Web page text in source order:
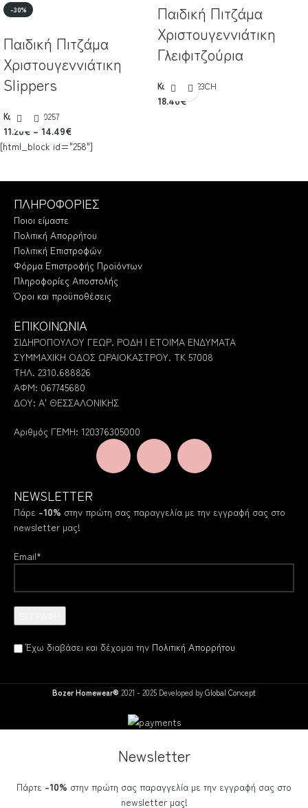
-30%
Παιδική Πιτζάμα
Χριστουγεννιάτικη
Slippers
Κωδικός: 20257
11.20€ – 14.49€
Παιδική Πιτζάμα
Χριστουγεννιάτικη
Γλειφιτζούρια
Κωδικός: 223CH
18.40€
[html_block id="258"]
ΠΛΗΡΟΦΟΡΙΕΣ
Ποιοι είμαστε
Πολιτική Απορρήτου
Πολιτική Επιστροφών
Φόρμα Επιστροφής Προϊόντων
Πληροφορίες Αποστολής
Όροι και προϋποθέσεις
ΕΠΙΚΟΙΝΩΝΙΑ
ΣΙΔΗΡΟΠΟΥΛΟΥ ΓΕΩΡ. ΡΟΔΗ | ΕΤΟΙΜΑ ΕΝΔΥΜΑΤΑ
ΣΥΜΜΑΧΙΚΗ ΟΔΟΣ ΩΡΑΙΟΚΑΣΤΡΟΥ. ΤΚ 57008
ΤΗΛ. 2310.688826
ΑΦΜ: 067745680
ΔΟΥ: Α' ΘΕΣΣΑΛΟΝΙΚΗΣ
Αριθμός ΓΕΜΗ: 120376305000
NEWSLETTER
Πάρε -10% στην πρώτη σας παραγγελία με την εγγραφή σας στο
newsletter μας!
Email*
Έχω διαβάσει και δέχομαι την Πολιτική Απορρήτου
Bozer Homewear® 2021 - 2025 Developed byGlobal Concept
Newsletter
Πάρτε -10% στην πρώτη σας παραγγελία με την εγγραφή σας στο
newsletter μας!